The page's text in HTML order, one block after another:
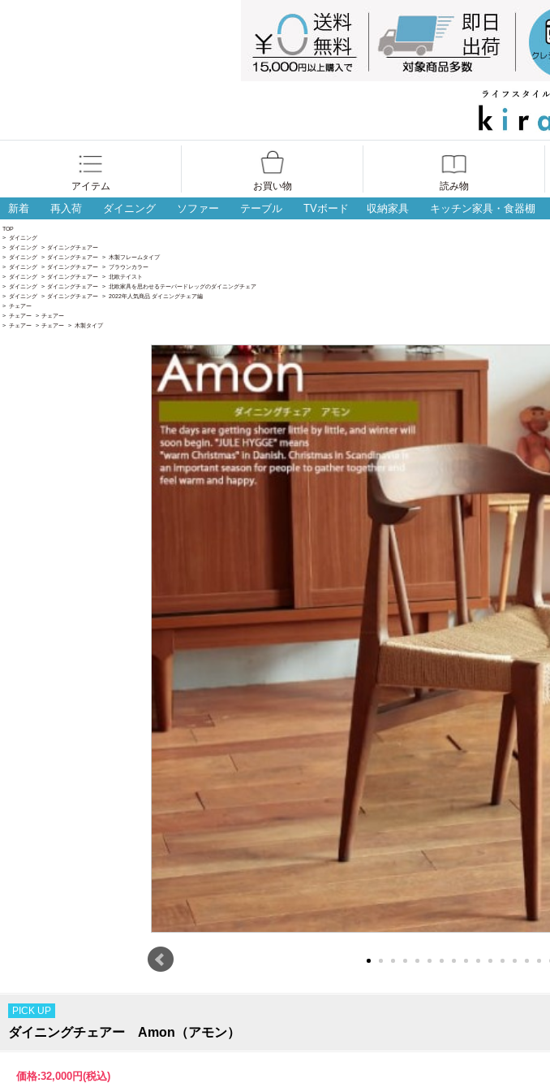
アイテム お買い物 読み物
新着 再入荷 ダイニング ソファー テーブル TVボード 収納家具 キッチン家具・食器棚
TOP
> ダイニング
> ダイニング > ダイニングチェアー
> ダイニング > ダイニングチェアー > 木製フレームタイプ
> ダイニング > ダイニングチェアー > ブラウンカラー
> ダイニング > ダイニングチェアー > 北欧テイスト
> ダイニング > ダイニングチェアー > 北欧家具を思わせるテーパードレッグのダイニングチェア
> ダイニング > ダイニングチェアー > 2022年人気商品 ダイニングチェア編
> チェアー
> チェアー > チェアー
> チェアー > チェアー > 木製タイプ
PICK UP
ダイニングチェアー Amon（アモン）
価格:32,000円(税込)